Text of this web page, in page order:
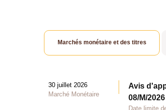
Marchés monétaire et des titres
30 juillet 2026
Marché Monétaire
Avis
08/M/
Date limite